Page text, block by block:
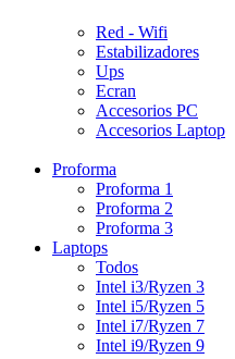
Red - Wifi
Estabilizadores
Ups
Ecran
Accesorios PC
Accesorios Laptop
Proforma
Proforma 1
Proforma 2
Proforma 3
Laptops
Todos
Intel i3/Ryzen 3
Intel i5/Ryzen 5
Intel i7/Ryzen 7
Intel i9/Ryzen 9